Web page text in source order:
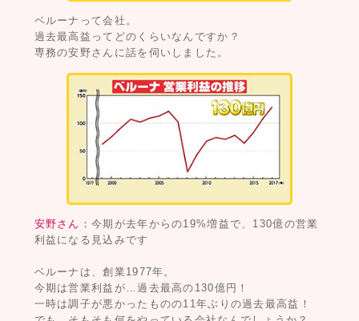
ベルーナって会社。
過去最高益ってどのくらいなんですか？
専務の安野さんに話を伺いしました。
安野さん：今期が去年からの19%増益で、130億の営業
利益になる見込みです
ベルーナは、創業1977年。
今期は営業利益が…過去最高の130億円！
一時は調子が悪かったものの11年ぶりの過去最高益！